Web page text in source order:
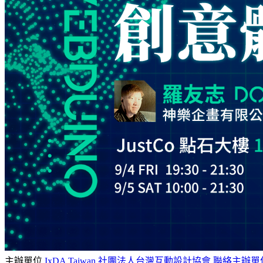
主辦單位 IxDA Taiwan 社團法人台灣互動設計協會 聯絡主辦單